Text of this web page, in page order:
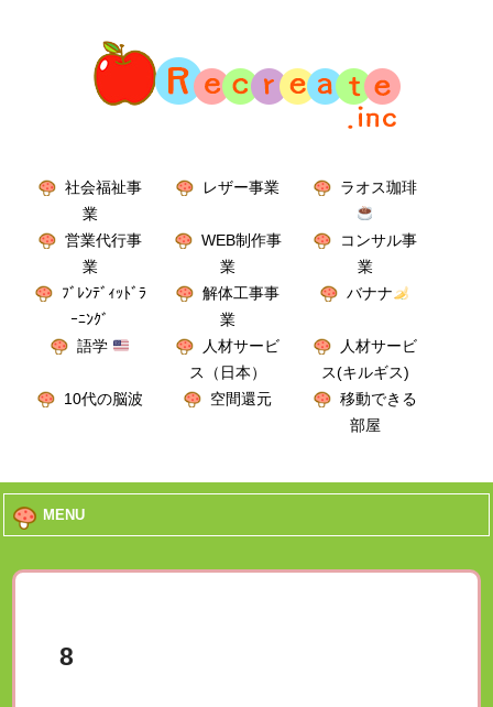
社会福祉事
業
レザー事業 ラオス珈琲
営業代行事
業
WEB制作事
業
コンサル事
業
ﾌﾞﾚﾝﾃﾞｨｯﾄﾞﾗ
ｰﾆﾝｸﾞ
解体工事事
業
バナナ
語学
人材サービ
ス（日本）
人材サービ
ス(キルギス)
10代の脳波
空間還元
移動できる
部屋
MENU
8